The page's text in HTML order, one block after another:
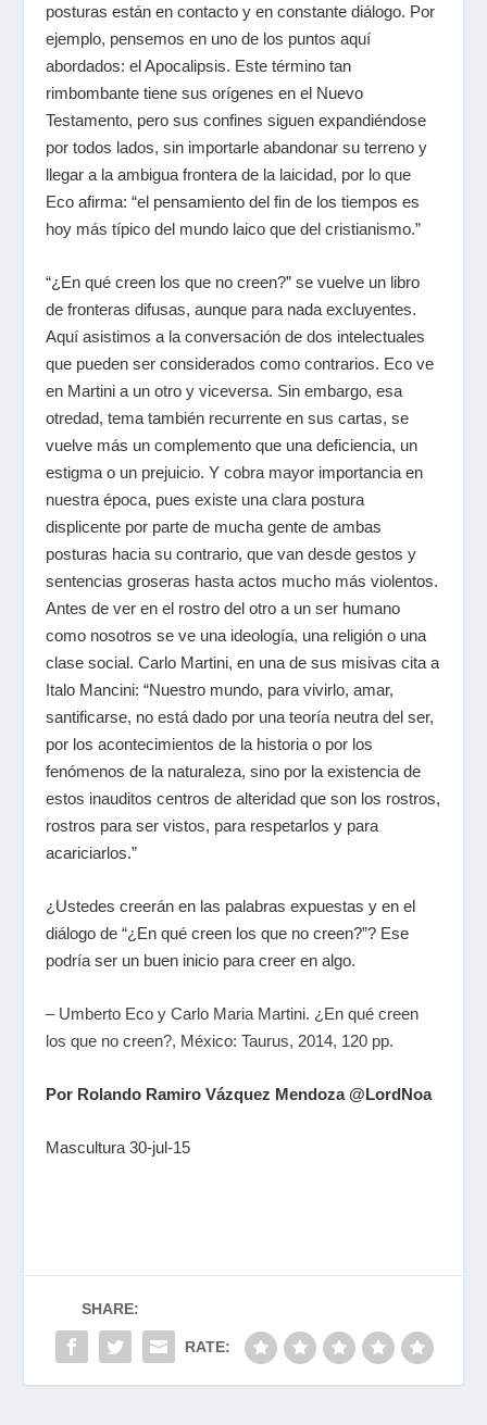
posturas están en contacto y en constante diálogo. Por
ejemplo, pensemos en uno de los puntos aquí
abordados: el Apocalipsis. Este término tan
rimbombante tiene sus orígenes en el Nuevo
Testamento, pero sus confines siguen expandiéndose
por todos lados, sin importarle abandonar su terreno y
llegar a la ambigua frontera de la laicidad, por lo que
Eco afirma: “el pensamiento del fin de los tiempos es
hoy más típico del mundo laico que del cristianismo.”
“¿En qué creen los que no creen?” se vuelve un libro
de fronteras difusas, aunque para nada excluyentes.
Aquí asistimos a la conversación de dos intelectuales
que pueden ser considerados como contrarios. Eco ve
en Martini a un otro y viceversa. Sin embargo, esa
otredad, tema también recurrente en sus cartas, se
vuelve más un complemento que una deficiencia, un
estigma o un prejuicio. Y cobra mayor importancia en
nuestra época, pues existe una clara postura
displicente por parte de mucha gente de ambas
posturas hacia su contrario, que van desde gestos y
sentencias groseras hasta actos mucho más violentos.
Antes de ver en el rostro del otro a un ser humano
como nosotros se ve una ideología, una religión o una
clase social. Carlo Martini, en una de sus misivas cita a
Italo Mancini: “Nuestro mundo, para vivirlo, amar,
santificarse, no está dado por una teoría neutra del ser,
por los acontecimientos de la historia o por los
fenómenos de la naturaleza, sino por la existencia de
estos inauditos centros de alteridad que son los rostros,
rostros para ser vistos, para respetarlos y para
acariciarlos.”
¿Ustedes creerán en las palabras expuestas y en el
diálogo de “¿En qué creen los que no creen?”? Ese
podría ser un buen inicio para creer en algo.
– Umberto Eco y Carlo Maria Martini. ¿En qué creen
los que no creen?, México: Taurus, 2014, 120 pp.
Por Rolando Ramiro Vázquez Mendoza @LordNoa
Mascultura 30-jul-15
SHARE:
RATE: